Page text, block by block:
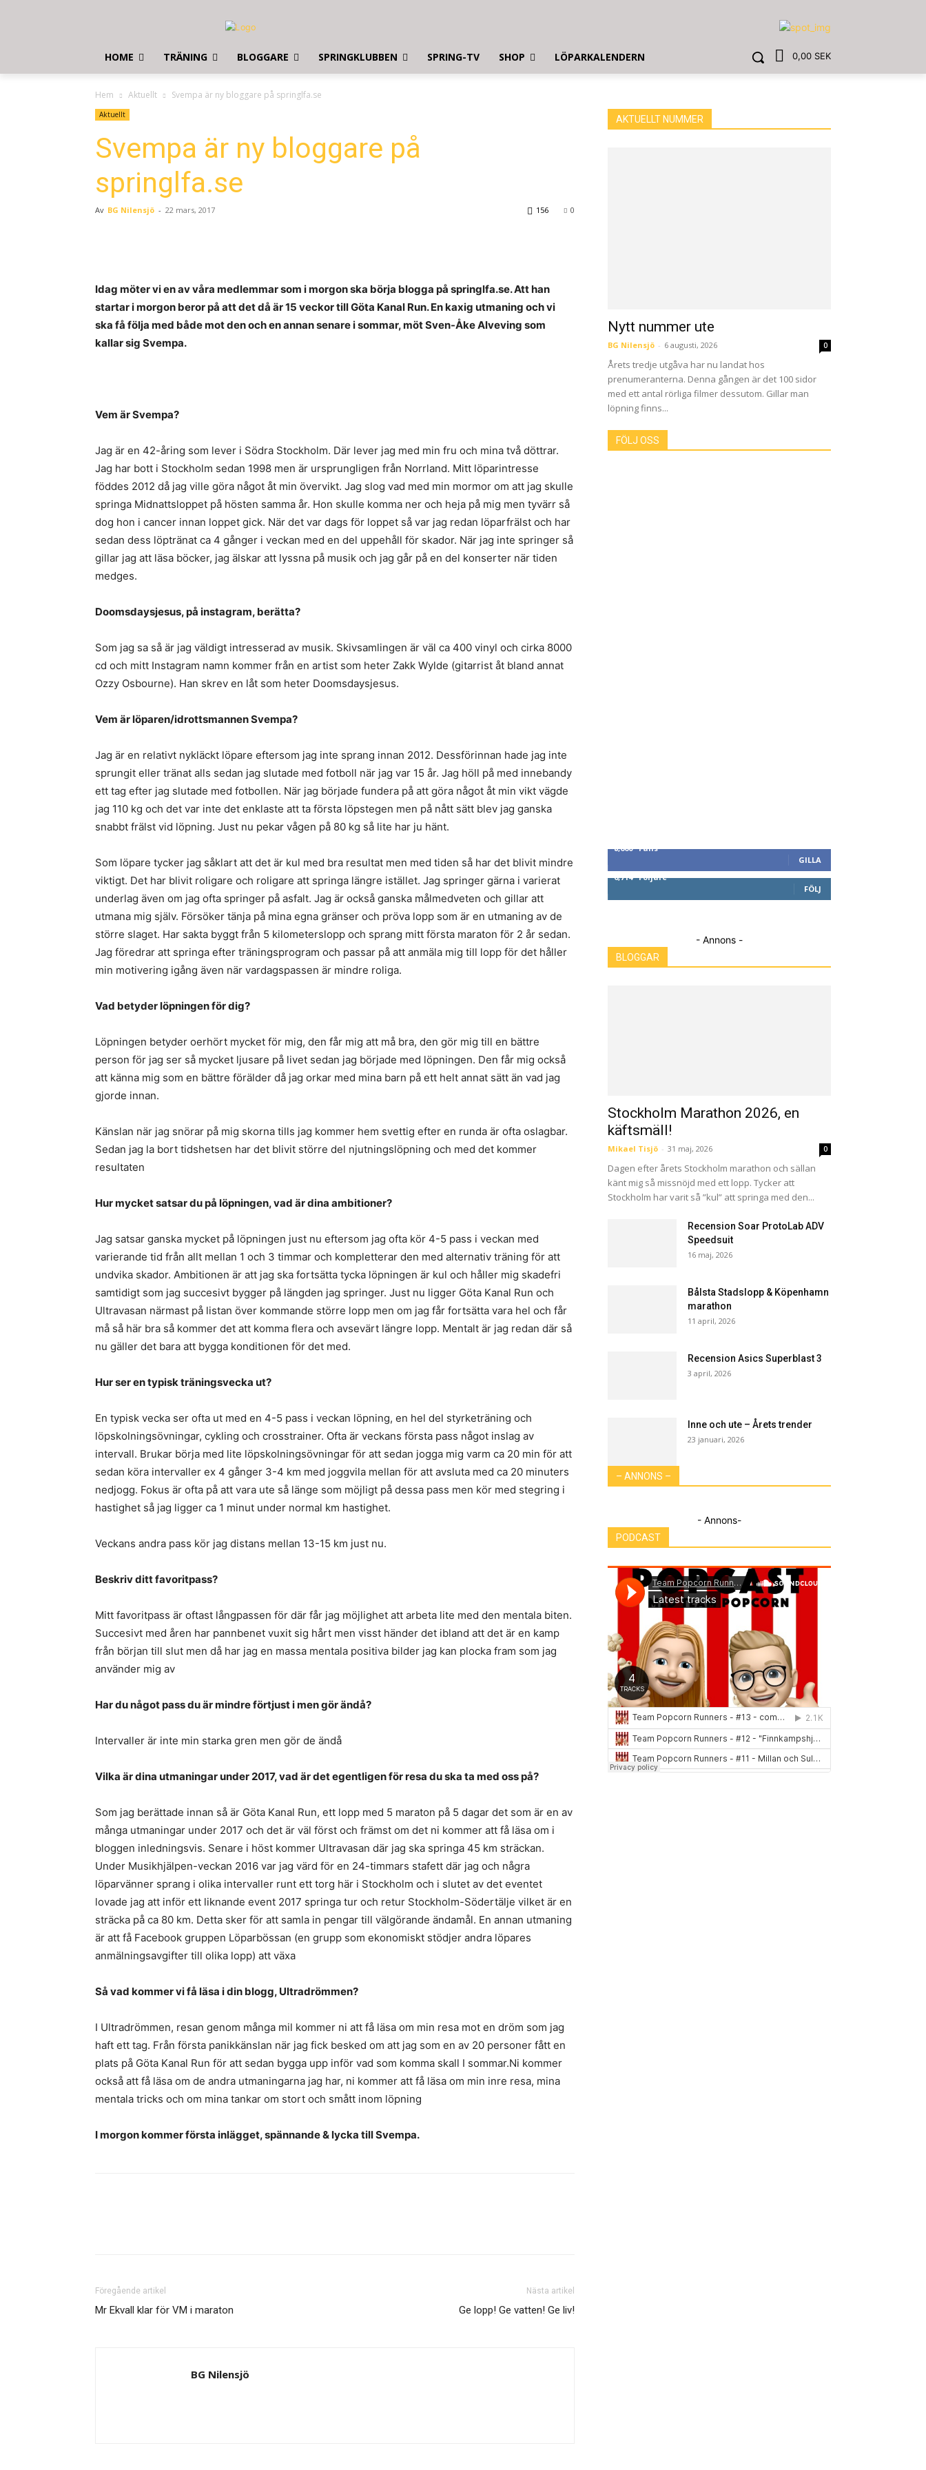
0,00 SEK
HOME TRÄNING BLOGGARE SPRINGKLUBBEN SPRING-TV SHOP LÖPARKALENDERN
Hem Aktuellt Svempa är ny bloggare på springlfa.se
Aktuellt
Svempa är ny bloggare på
springlfa.se
Av BG Nilensjö - 22 mars, 2017 0
156
Idag möter vi en av våra medlemmar som i morgon ska börja blogga på springlfa.se. Att han
startar i morgon beror på att det då är 15 veckor till Göta Kanal Run. En kaxig utmaning och vi
ska få följa med både mot den och en annan senare i sommar, möt Sven-Åke Alveving som
kallar sig Svempa.
Vem är Svempa?
Jag är en 42-åring som lever i Södra Stockholm. Där lever jag med min fru och mina två döttrar.
Jag har bott i Stockholm sedan 1998 men är ursprungligen från Norrland. Mitt löparintresse
föddes 2012 då jag ville göra något åt min övervikt. Jag slog vad med min mormor om att jag skulle
springa Midnattsloppet på hösten samma år. Hon skulle komma ner och heja på mig men tyvärr så
dog hon i cancer innan loppet gick. När det var dags för loppet så var jag redan löparfrälst och har
sedan dess löptränat ca 4 gånger i veckan med en del uppehåll för skador. När jag inte springer så
gillar jag att läsa böcker, jag älskar att lyssna på musik och jag går på en del konserter när tiden
medges.
Doomsdaysjesus, på instagram, berätta?
Som jag sa så är jag väldigt intresserad av musik. Skivsamlingen är väl ca 400 vinyl och cirka 8000
cd och mitt Instagram namn kommer från en artist som heter Zakk Wylde (gitarrist åt bland annat
Ozzy Osbourne). Han skrev en låt som heter Doomsdaysjesus.
Vem är löparen/idrottsmannen Svempa?
Jag är en relativt nykläckt löpare eftersom jag inte sprang innan 2012. Dessförinnan hade jag inte
sprungit eller tränat alls sedan jag slutade med fotboll när jag var 15 år. Jag höll på med innebandy
ett tag efter jag slutade med fotbollen. När jag började fundera på att göra något åt min vikt vägde
jag 110 kg och det var inte det enklaste att ta första löpstegen men på nått sätt blev jag ganska
snabbt frälst vid löpning. Just nu pekar vågen på 80 kg så lite har ju hänt.
Som löpare tycker jag såklart att det är kul med bra resultat men med tiden så har det blivit mindre
viktigt. Det har blivit roligare och roligare att springa längre istället. Jag springer gärna i varierat
underlag även om jag ofta springer på asfalt. Jag är också ganska målmedveten och gillar att
utmana mig själv. Försöker tänja på mina egna gränser och pröva lopp som är en utmaning av de
större slaget. Har sakta byggt från 5 kilometerslopp och sprang mitt första maraton för 2 år sedan.
Jag föredrar att springa efter träningsprogram och passar på att anmäla mig till lopp för det håller
min motivering igång även när vardagspassen är mindre roliga.
Vad betyder löpningen för dig?
Löpningen betyder oerhört mycket för mig, den får mig att må bra, den gör mig till en bättre
person för jag ser så mycket ljusare på livet sedan jag började med löpningen. Den får mig också
att känna mig som en bättre förälder då jag orkar med mina barn på ett helt annat sätt än vad jag
gjorde innan.
Känslan när jag snörar på mig skorna tills jag kommer hem svettig efter en runda är ofta oslagbar.
Sedan jag la bort tidshetsen har det blivit större del njutningslöpning och med det kommer
resultaten
Hur mycket satsar du på löpningen, vad är dina ambitioner?
Jag satsar ganska mycket på löpningen just nu eftersom jag ofta kör 4-5 pass i veckan med
varierande tid från allt mellan 1 och 3 timmar och kompletterar den med alternativ träning för att
undvika skador. Ambitionen är att jag ska fortsätta tycka löpningen är kul och håller mig skadefri
samtidigt som jag succesivt bygger på längden jag springer. Just nu ligger Göta Kanal Run och
Ultravasan närmast på listan över kommande större lopp men om jag får fortsätta vara hel och får
må så här bra så kommer det att komma flera och avsevärt längre lopp. Mentalt är jag redan där så
nu gäller det bara att bygga konditionen för det med.
Hur ser en typisk träningsvecka ut?
En typisk vecka ser ofta ut med en 4-5 pass i veckan löpning, en hel del styrketräning och
löpskolningsövningar, cykling och crosstrainer. Ofta är veckans första pass något inslag av
intervall. Brukar börja med lite löpskolningsövningar för att sedan jogga mig varm ca 20 min för att
sedan köra intervaller ex 4 gånger 3-4 km med joggvila mellan för att avsluta med ca 20 minuters
nedjogg. Fokus är ofta på att vara ute så länge som möjligt på dessa pass men kör med stegring i
hastighet så jag ligger ca 1 minut under normal km hastighet.
Veckans andra pass kör jag distans mellan 13-15 km just nu.
Beskriv ditt favoritpass?
Mitt favoritpass är oftast långpassen för där får jag möjlighet att arbeta lite med den mentala biten.
Succesivt med åren har pannbenet vuxit sig hårt men visst händer det ibland att det är en kamp
från början till slut men då har jag en massa mentala positiva bilder jag kan plocka fram som jag
använder mig av
Har du något pass du är mindre förtjust i men gör ändå?
Intervaller är inte min starka gren men gör de ändå
Vilka är dina utmaningar under 2017, vad är det egentligen för resa du ska ta med oss på?
Som jag berättade innan så är Göta Kanal Run, ett lopp med 5 maraton på 5 dagar det som är en av
många utmaningar under 2017 och det är väl först och främst om det ni kommer att få läsa om i
bloggen inledningsvis. Senare i höst kommer Ultravasan där jag ska springa 45 km sträckan.
Under Musikhjälpen-veckan 2016 var jag värd för en 24-timmars stafett där jag och några
löparvänner sprang i olika intervaller runt ett torg här i Stockholm och i slutet av det eventet
lovade jag att inför ett liknande event 2017 springa tur och retur Stockholm-Södertälje vilket är en
sträcka på ca 80 km. Detta sker för att samla in pengar till välgörande ändamål. En annan utmaning
är att få Facebook gruppen Löparbössan (en grupp som ekonomiskt stödjer andra löpares
anmälningsavgifter till olika lopp) att växa
Så vad kommer vi få läsa i din blogg, Ultradrömmen?
I Ultradrömmen, resan genom många mil kommer ni att få läsa om min resa mot en dröm som jag
haft ett tag. Från första panikkänslan när jag fick besked om att jag som en av 20 personer fått en
plats på Göta Kanal Run för att sedan bygga upp inför vad som komma skall I sommar.Ni kommer
också att få läsa om de andra utmaningarna jag har, ni kommer att få läsa om min inre resa, mina
mentala tricks och om mina tankar om stort och smått inom löpning
I morgon kommer första inlägget, spännande & lycka till Svempa.
Föregående artikel
Mr Ekvall klar för VM i maraton
Nästa artikel
Ge lopp! Ge vatten! Ge liv!
BG Nilensjö
AKTUELLT NUMMER
Nytt nummer ute
BG Nilensjö - 6 augusti, 2026 0
Årets tredje utgåva har nu landat hos
prenumeranterna. Denna gången är det 100 sidor
med ett antal rörliga filmer dessutom. Gillar man
löpning finns...
FÖLJ OSS
8,660 Fans
GILLA
6,714
Följare
FÖLJ
- Annons -
BLOGGAR
Stockholm Marathon 2026, en
käftsmäll!
Mikael Tisjö - 31 maj, 2026 0
Dagen efter årets Stockholm marathon och sällan
känt mig så missnöjd med ett lopp. Tycker att
Stockholm har varit så ”kul” att springa med den...
Recension Soar ProtoLab ADV
Speedsuit
16 maj, 2026
Bålsta Stadslopp & Köpenhamn
marathon
11 april, 2026
Recension Asics Superblast 3
3 april, 2026
Inne och ute – Årets trender
23 januari, 2026
– ANNONS –
- Annons-
PODCAST